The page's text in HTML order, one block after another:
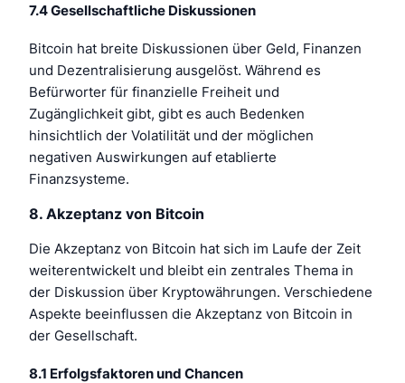
7.4 Gesellschaftliche Diskussionen
Bitcoin hat breite Diskussionen über Geld, Finanzen
und Dezentralisierung ausgelöst. Während es
Befürworter für finanzielle Freiheit und
Zugänglichkeit gibt, gibt es auch Bedenken
hinsichtlich der Volatilität und der möglichen
negativen Auswirkungen auf etablierte
Finanzsysteme.
8. Akzeptanz von Bitcoin
Die Akzeptanz von Bitcoin hat sich im Laufe der Zeit
weiterentwickelt und bleibt ein zentrales Thema in
der Diskussion über Kryptowährungen. Verschiedene
Aspekte beeinflussen die Akzeptanz von Bitcoin in
der Gesellschaft.
8.1 Erfolgsfaktoren und Chancen